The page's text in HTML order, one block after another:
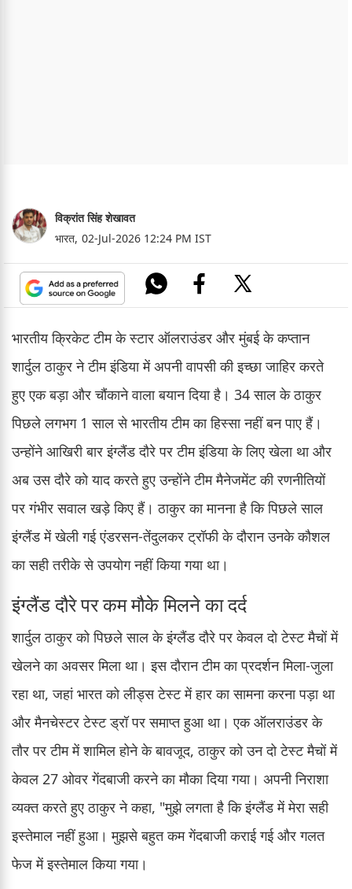
विक्रांत सिंह शेखावत
भारत, 02-Jul-2026 12:24 PM IST
भारतीय क्रिकेट टीम के स्टार ऑलराउंडर और मुंबई के कप्तान
शार्दुल ठाकुर ने टीम इंडिया में अपनी वापसी की इच्छा जाहिर करते
हुए एक बड़ा और चौंकाने वाला बयान दिया है। 34 साल के ठाकुर
पिछले लगभग 1 साल से भारतीय टीम का हिस्सा नहीं बन पाए हैं।
उन्होंने आखिरी बार इंग्लैंड दौरे पर टीम इंडिया के लिए खेला था और
अब उस दौरे को याद करते हुए उन्होंने टीम मैनेजमेंट की रणनीतियों
पर गंभीर सवाल खड़े किए हैं। ठाकुर का मानना है कि पिछले साल
इंग्लैंड में खेली गई एंडरसन-तेंदुलकर ट्रॉफी के दौरान उनके कौशल
का सही तरीके से उपयोग नहीं किया गया था।
इंग्लैंड दौरे पर कम मौके मिलने का दर्द
शार्दुल ठाकुर को पिछले साल के इंग्लैंड दौरे पर केवल दो टेस्ट मैचों में
खेलने का अवसर मिला था। इस दौरान टीम का प्रदर्शन मिला-जुला
रहा था, जहां भारत को लीड्स टेस्ट में हार का सामना करना पड़ा था
और मैनचेस्टर टेस्ट ड्रॉ पर समाप्त हुआ था। एक ऑलराउंडर के
तौर पर टीम में शामिल होने के बावजूद, ठाकुर को उन दो टेस्ट मैचों में
केवल 27 ओवर गेंदबाजी करने का मौका दिया गया। अपनी निराशा
व्यक्त करते हुए ठाकुर ने कहा, "मुझे लगता है कि इंग्लैंड में मेरा सही
इस्तेमाल नहीं हुआ। मुझसे बहुत कम गेंदबाजी कराई गई और गलत
फेज में इस्तेमाल किया गया।